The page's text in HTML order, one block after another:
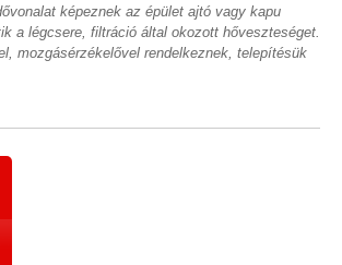
képeznek az épület ajtó vagy kapu
a légcsere, filtráció által okozott hőveszteséget.
mozgásérzékelővel rendelkeznek, telepítésük